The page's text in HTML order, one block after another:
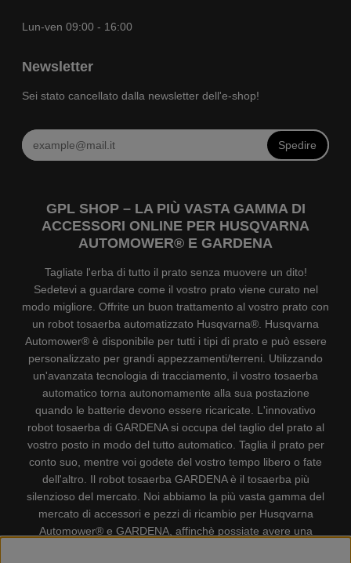
Lun-ven 09:00 - 16:00
Newsletter
Sei stato cancellato dalla newsletter dell'e-shop!
Spedire
GPL SHOP – LA PIÙ VASTA GAMMA DI
ACCESSORI ONLINE PER HUSQVARNA
AUTOMOWER® E GARDENA
Tagliate l'erba di tutto il prato senza muovere un dito!
Sedetevi a guardare come il vostro prato viene curato nel
modo migliore. Offrite un buon trattamento al vostro prato con
un robot tosaerba automatizzato Husqvarna®. Husqvarna
Automower® è disponibile per tutti i tipi di prato e può essere
personalizzato per grandi appezzamenti/terreni. Utilizzando
un'avanzata tecnologia di tracciamento, il vostro tosaerba
automatico torna autonomamente alla sua postazione
quando le batterie devono essere ricaricate. L'innovativo
robot tosaerba di GARDENA si occupa del taglio del prato al
vostro posto in modo del tutto automatico. Taglia il prato per
conto suo, mentre voi godete del vostro tempo libero o fate
dell'altro. Il robot tosaerba GARDENA è il tosaerba più
silenzioso del mercato. Noi abbiamo la più vasta gamma del
mercato di accessori e pezzi di ricambio per Husqvarna
Automower® e GARDENA, affinchè possiate avere una